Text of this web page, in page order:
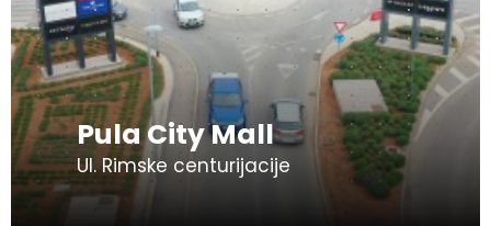
Pula City Mall
Ul. Rimske centurijacije